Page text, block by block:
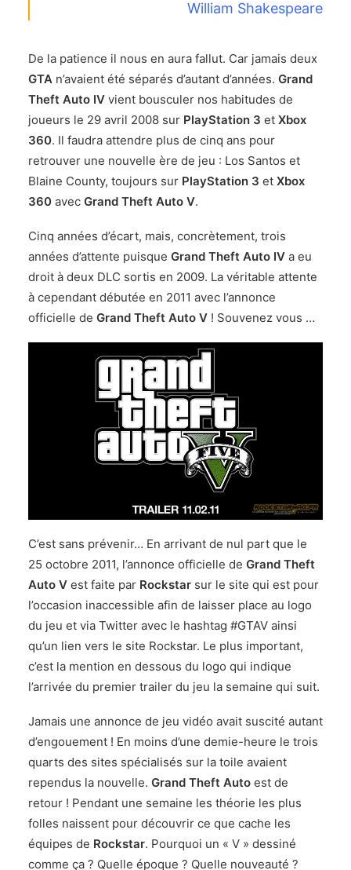
William Shakespeare
De la patience il nous en aura fallut. Car jamais deux
GTA n’avaient été séparés d’autant d’années. Grand
Theft Auto IV vient bousculer nos habitudes de
joueurs le 29 avril 2008 sur PlayStation 3 et Xbox
360. Il faudra attendre plus de cinq ans pour
retrouver une nouvelle ère de jeu : Los Santos et
Blaine County, toujours sur PlayStation 3 et Xbox
360 avec Grand Theft Auto V.
Cinq années d’écart, mais, concrètement, trois
années d’attente puisque Grand Theft Auto IV a eu
droit à deux DLC sortis en 2009. La véritable attente
à cependant débutée en 2011 avec l’annonce
officielle de Grand Theft Auto V ! Souvenez vous …
C’est sans prévenir… En arrivant de nul part que le
25 octobre 2011, l’annonce officielle de Grand Theft
Auto V est faite par Rockstar sur le site qui est pour
l’occasion inaccessible afin de laisser place au logo
du jeu et via Twitter avec le hashtag #GTAV ainsi
qu’un lien vers le site Rockstar. Le plus important,
c’est la mention en dessous du logo qui indique
l’arrivée du premier trailer du jeu la semaine qui suit.
Jamais une annonce de jeu vidéo avait suscité autant
d’engouement ! En moins d’une demie-heure le trois
quarts des sites spécialisés sur la toile avaient
rependus la nouvelle. Grand Theft Auto est de
retour ! Pendant une semaine les théorie les plus
folles naissent pour découvrir ce que cache les
équipes de Rockstar. Pourquoi un « V » dessiné
comme ça ? Quelle époque ? Quelle nouveauté ?